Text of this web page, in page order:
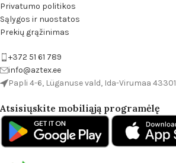
Privatumo politikos
Sąlygos ir nuostatos
Prekių grąžinimas
+372 51 61 789
info@aztex.ee
Papli 4-6, Lüganuse vald, Ida-Virumaa 43301
Atsisiųskite mobiliąją programėlę